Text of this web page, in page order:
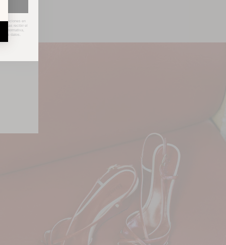
en
recibir el
la normativa,
tus datos.